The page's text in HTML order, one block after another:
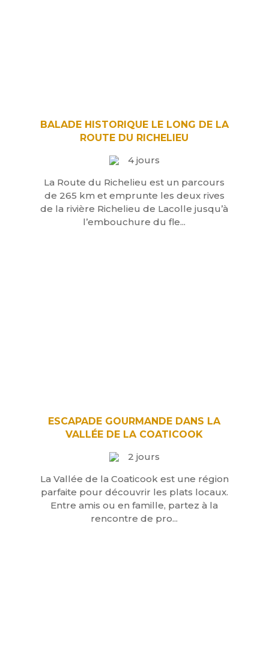
BALADE HISTORIQUE LE LONG DE LA
ROUTE DU RICHELIEU
4 jours
La Route du Richelieu est un parcours
de 265 km et emprunte les deux rives
de la rivière Richelieu de Lacolle jusqu’à
l’embouchure du fle...
ESCAPADE GOURMANDE DANS LA
VALLÉE DE LA COATICOOK
2 jours
La Vallée de la Coaticook est une région
parfaite pour découvrir les plats locaux.
Entre amis ou en famille, partez à la
rencontre de pro...